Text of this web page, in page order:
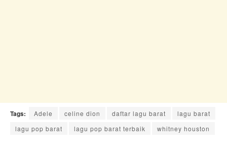
Tags: Adele celine dion daftar lagu barat
lagu barat
lagu pop barat
lagu pop barat terbaik whitney houston